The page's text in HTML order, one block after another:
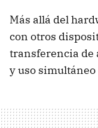
Más allá del
con otros
transferencia de
y uso